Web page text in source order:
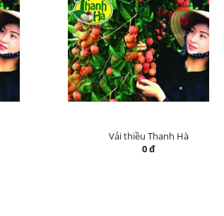
Vải thiều Thanh Hà
0 đ